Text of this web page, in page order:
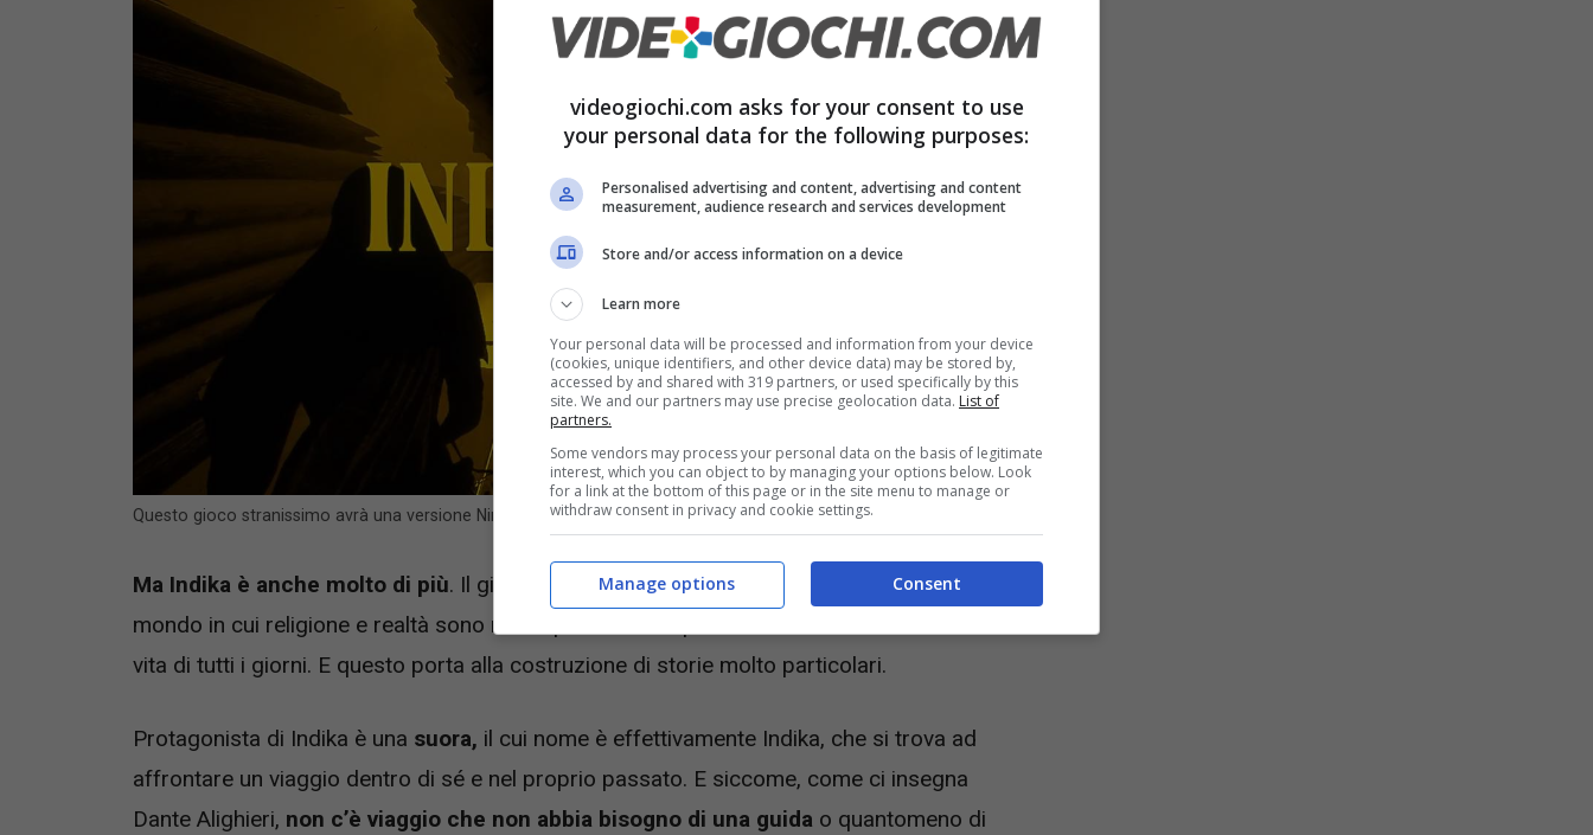
Questo gioco stranissimo avrà una versione Nintendo Switch! – videogiochi.com
Ma Indika è anche molto di più. Il gioco è un’avventura in terza persona narrativa in un
mondo in cui religione e realtà sono molto più vicine di quanto non lo siano nella nostra
vita di tutti i giorni. E questo porta alla costruzione di storie molto particolari.
Protagonista di Indika è una suora, il cui nome è effettivamente Indika, che si trova ad
affrontare un viaggio dentro di sé e nel proprio passato. E siccome, come ci insegna
Dante Alighieri, non c’è viaggio che non abbia bisogno di una guida o quantomeno di
videogiochi.com asks for your consent to use
your personal data for the following purposes:
Personalised advertising and content, advertising and content
measurement, audience research and services development
Store and/or access information on a device
Learn more
Your personal data will be processed and information from your device
(cookies, unique identifiers, and other device data) may be stored by,
accessed by and shared with 319 partners, or used specifically by this
site. We and our partners may use precise geolocation data. List of
partners.
Some vendors may process your personal data on the basis of legitimate
interest, which you can object to by managing your options below. Look
for a link at the bottom of this page or in the site menu to manage or
withdraw consent in privacy and cookie settings.
Consent
Manage options